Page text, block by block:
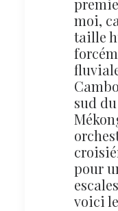
moi,
taille
sud
pour
voici